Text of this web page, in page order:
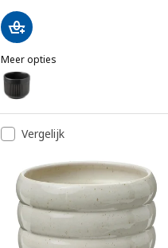
Meer opties
GRADVIS
Optie: GRADVIS, Sierpot,
Vergelijk